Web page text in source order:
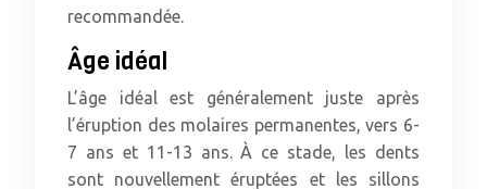
recommandée.
Âge idéal
L’âge idéal est généralement juste après
l’éruption des molaires permanentes, vers 6-
7 ans et 11-13 ans. À ce stade, les dents
sont nouvellement éruptées et les sillons